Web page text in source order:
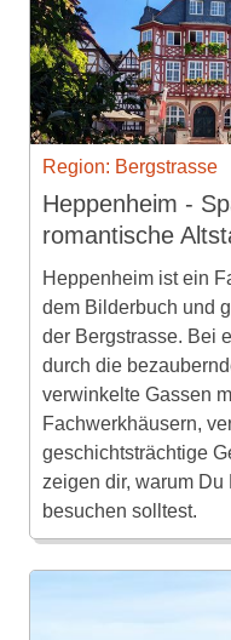
Region: Bergstrasse
Heppenheim -
romantische
Heppenheim ist ein
dem Bilderbuch und
der Bergstrasse. Bei
durch die
verwinkelte Gassen
Fachwerkhäusern,
geschichtsträchtige
zeigen dir, warum
besuchen solltest.